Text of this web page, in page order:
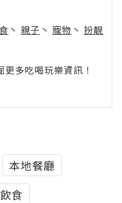
丶 親子 丶 寵物 丶 扮靚
多吃喝玩樂資訊！
本地餐廳
飲食